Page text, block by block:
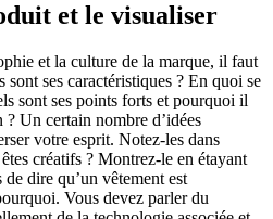
et le visualiser
et la culture de la marque, il faut
sont ses caractéristiques ? En quoi se
sont ses points forts et pourquoi il
? Un certain nombre d’idées
votre esprit. Notez-les dans
créatifs ? Montrez-le en étayant
dire qu’un vêtement est
Vous devez parler du